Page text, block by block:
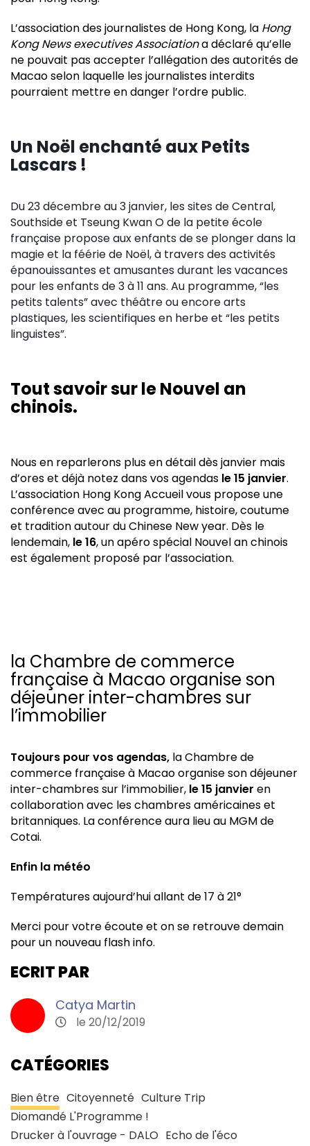
L’association des journalistes de Hong Kong, la Hong
Kong News executives Associationa déclaré qu’elle
ne pouvait pas accepter l’allégation des autorités de
Macao selon laquelle les journalistes interdits
pourraient mettre en danger l’ordre public.
Un Noël enchanté aux Petits
Lascars !
Du 23 décembre au 3 janvier, les sites de Central,
Southside et Tseung Kwan O de la petite école
française propose aux enfants de se plonger dans la
magie et la féérie de Noël, à travers des activités
épanouissantes et amusantes durant les vacances
pour les enfants de 3 à 11 ans. Au programme, “les
petits talents” avec théâtre ou encore arts
plastiques, les scientifiques en herbe et “les petits
linguistes”.
Tout savoir sur le Nouvel an
chinois.
Nous en reparlerons plus en détail dès janvier mais
d’ores et déjà notez dans vos agendas le 15 janvier.
L’association Hong Kong Accueil vous propose une
conférence avec au programme, histoire, coutume
et tradition autour du Chinese New year. Dès le
lendemain, le 16, un apéro spécial Nouvel an chinois
est également proposé par l’association.
la Chambre de commerce
française à Macao organise son
déjeuner inter-chambres sur
l’immobilier
Toujours pour vos agendas, la Chambre de
commerce française à Macao organise son déjeuner
inter-chambres sur l’immobilier, le 15 janvier en
collaboration avec les chambres américaines et
britanniques. La conférence aura lieu au MGM de
Cotai.
Enfin la météo
Températures aujourd’hui allant de 17 à 21°
Merci pour votre écoute et on se retrouve demain
pour un nouveau flash info.
ECRIT PAR
Catya Martin
le 20/12/2019
CATÉGORIES
Bien être Citoyenneté Culture Trip
Diomandé L'Programme !
Drucker à l'ouvrage - DALO Echo de l'éco